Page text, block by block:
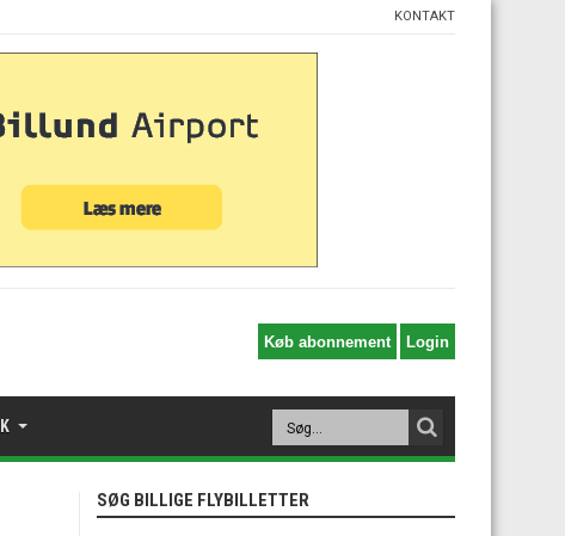
KONTAKT
SØG BILLIGE FLYBILLETTER